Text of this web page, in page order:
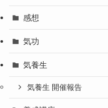
感想
気功
気養生
気養生 開催報告